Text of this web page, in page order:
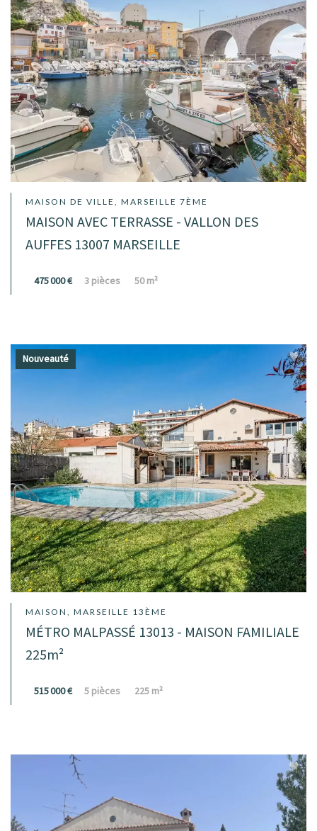
MAISON DE VILLE, MARSEILLE 7ÈME
MAISON AVEC TERRASSE - VALLON DES
AUFFES 13007 MARSEILLE
475 000 € 3 pièces 50 m²
MAISON, MARSEILLE 13ÈME
MÉTRO MALPASSÉ 13013 - MAISON FAMILIALE
225m²
515 000 € 5 pièces 225 m²
Nouveauté